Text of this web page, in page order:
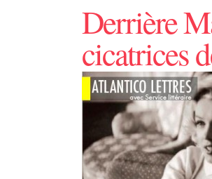
Derrière
cicatrices